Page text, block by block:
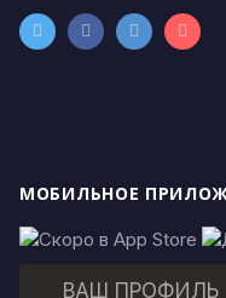
МОБИЛЬНОЕ
ВАШ ПРОФИЛЬ